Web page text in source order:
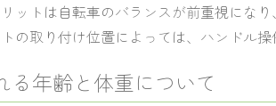
ットは自転車のバランスが前重視にな
の取り付け位置によっては、ハンドル操
る年齢と体重について